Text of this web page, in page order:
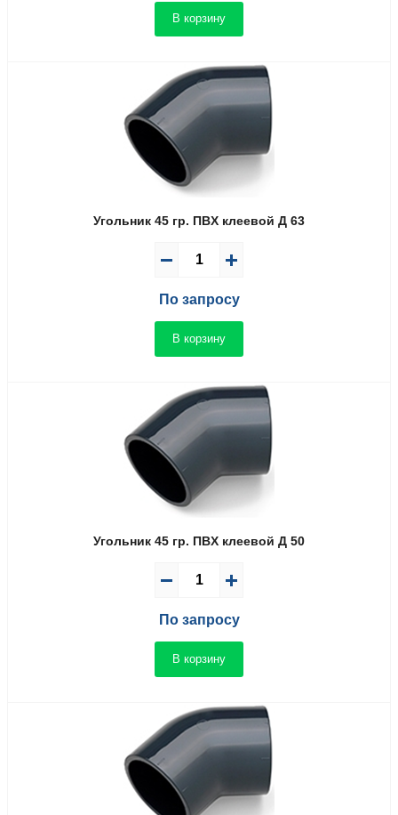
В корзину
Угольник 45 гр. ПВX клеевой Д 63
По запросу
В корзину
Угольник 45 гр. ПВX клеевой Д 50
По запросу
В корзину